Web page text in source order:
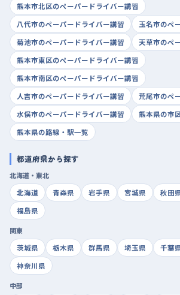
熊本市北区のペーパードライバー講習
八代市のペーパードライバー講習
玉名市のペ
菊池市のペーパードライバー講習
天草市のペ
熊本市東区のペーパードライバー講習
熊本市南区のペーパードライバー講習
人吉市のペーパードライバー講習
荒尾市のペ
水俣市のペーパードライバー講習
熊本県の市
熊本県の路線・駅一覧
都道府県から探す
北海道・東北
北海道
青森県 岩手県 宮城県 秋田
福島県
関東
茨城県
栃木県 群馬県 埼玉県 千葉
神奈川県
中部